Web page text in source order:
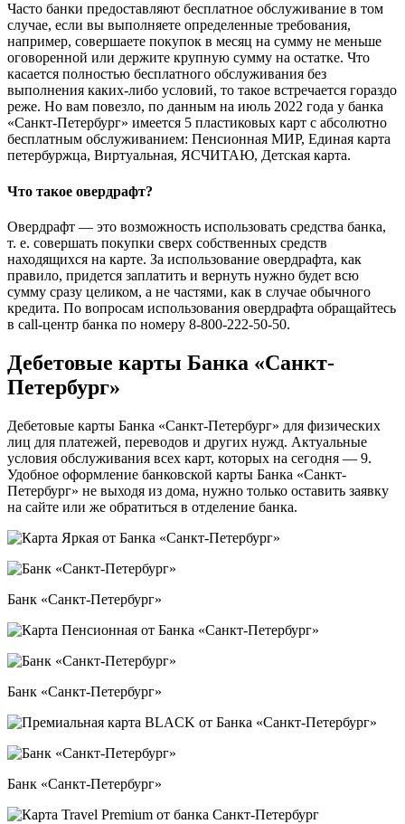
Часто банки предоставляют бесплатное обслуживание в том
случае, если вы выполняете определенные требования,
например, совершаете покупок в месяц на сумму не меньше
оговоренной или держите крупную сумму на остатке. Что
касается полностью бесплатного обслуживания без
выполнения каких-либо условий, то такое встречается гораздо
реже. Но вам повезло, по данным на июль 2022 года у банка
«Санкт-Петербург» имеется 5 пластиковых карт с абсолютно
бесплатным обслуживанием: Пенсионная МИР, Единая карта
петербуржца, Виртуальная, ЯСЧИТАЮ, Детская карта.
Что такое овердрафт?
Овердрафт — это возможность использовать средства банка,
т. е. совершать покупки сверх собственных средств
находящихся на карте. За использование овердрафта, как
правило, придется заплатить и вернуть нужно будет всю
сумму сразу целиком, а не частями, как в случае обычного
кредита. По вопросам использования овердрафта обращайтесь
в call-центр банка по номеру 8-800-222-50-50.
Дебетовые карты Банка «Санкт-
Петербург»
Дебетовые карты Банка «Санкт-Петербург» для физических
лиц для платежей, переводов и других нужд. Актуальные
условия обслуживания всех карт, которых на сегодня — 9.
Удобное оформление банковской карты Банка «Санкт-
Петербург» не выходя из дома, нужно только оставить заявку
на сайте или же обратиться в отделение банка.
Банк «Санкт-Петербург»
Банк «Санкт-Петербург»
Банк «Санкт-Петербург»